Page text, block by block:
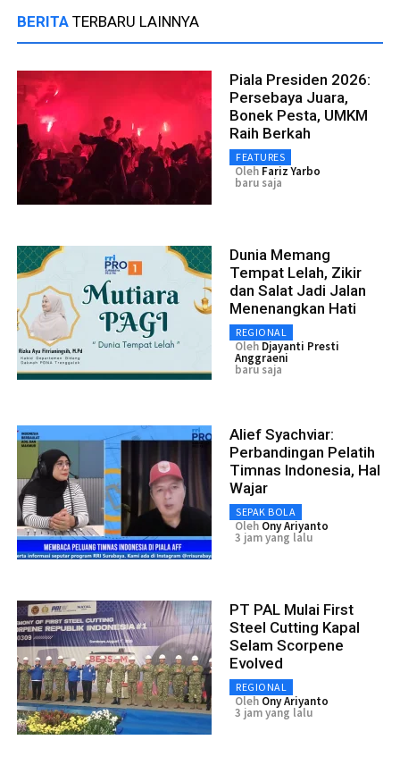
BERITA TERBARU LAINNYA
Piala Presiden 2026:
Persebaya Juara,
Bonek Pesta, UMKM
Raih Berkah
FEATURES
Oleh Fariz Yarbo
baru saja
Dunia Memang
Tempat Lelah, Zikir
dan Salat Jadi Jalan
Menenangkan Hati
REGIONAL
Oleh Djayanti Presti
Anggraeni
baru saja
Alief Syachviar:
Perbandingan Pelatih
Timnas Indonesia, Hal
Wajar
SEPAK BOLA
Oleh Ony Ariyanto
3 jam yang lalu
PT PAL Mulai First
Steel Cutting Kapal
Selam Scorpene
Evolved
REGIONAL
Oleh Ony Ariyanto
3 jam yang lalu